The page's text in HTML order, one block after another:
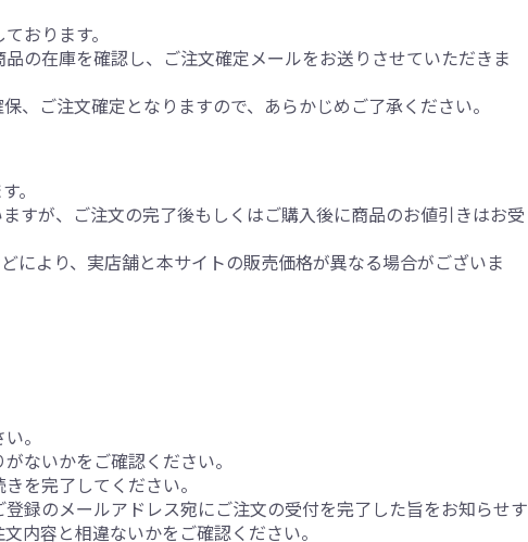
おります。
の在庫を確認し、ご注文確定メールをお送りさせていただきま
、ご注文確定となりますので、あらかじめご了承ください。
。
すが、ご注文の完了後もしくはご購入後に商品のお値引きはお受
により、実店舗と本サイトの販売価格が異なる場合がございま
。
ないかをご確認ください。
を完了してください。
録のメールアドレス宛にご注文の受付を完了した旨をお知らせす
内容と相違ないかをご確認ください。